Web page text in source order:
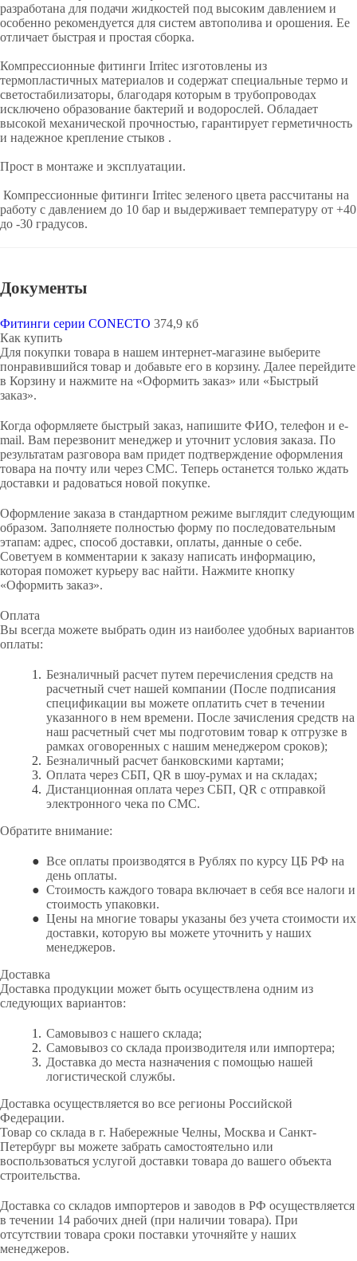
разработана для подачи жидкостей под высоким давлением и
особенно рекомендуется для систем автополива и орошения. Ее
отличает быстрая и простая сборка.
Компрессионные фитинги Irritec изготовлены из
термопластичных материалов и содержат специальные термо и
светостабилизаторы, благодаря которым в трубопроводах
исключено образование бактерий и водорослей. Обладает
высокой механической прочностью, гарантирует герметичность
и надежное крепление стыков .
Прост в монтаже и эксплуатации.
Компрессионные фитинги Irritec зеленого цвета рассчитаны на
работу с давлением до 10 бар и выдерживает температуру от +40
до -30 градусов.
Документы
Фитинги серии CONECTO 374,9 кб
Как купить
Для покупки товара в нашем интернет-магазине выберите
понравившийся товар и добавьте его в корзину. Далее перейдите
в Корзину и нажмите на «Оформить заказ» или «Быстрый
заказ».
Когда оформляете быстрый заказ, напишите ФИО, телефон и e-
mail. Вам перезвонит менеджер и уточнит условия заказа. По
результатам разговора вам придет подтверждение оформления
товара на почту или через СМС. Теперь останется только ждать
доставки и радоваться новой покупке.
Оформление заказа в стандартном режиме выглядит следующим
образом. Заполняете полностью форму по последовательным
этапам: адрес, способ доставки, оплаты, данные о себе.
Советуем в комментарии к заказу написать информацию,
которая поможет курьеру вас найти. Нажмите кнопку
«Оформить заказ».
Оплата
Вы всегда можете выбрать один из наиболее удобных вариантов
оплаты:
Безналичный расчет путем перечисления средств на
расчетный счет нашей компании (После подписания
спецификации вы можете оплатить счет в течении
указанного в нем времени. После зачисления средств на
наш расчетный счет мы подготовим товар к отгрузке в
рамках оговоренных с нашим менеджером сроков);
Безналичный расчет банковскими картами;
Оплата через СБП, QR в шоу-румах и на складах;
Дистанционная оплата через СБП, QR с отправкой
электронного чека по СМС.
Обратите внимание:
Все оплаты производятся в Рублях по курсу ЦБ РФ на
день оплаты.
Стоимость каждого товара включает в себя все налоги и
стоимость упаковки.
Цены на многие товары указаны без учета стоимости их
доставки, которую вы можете уточнить у наших
менеджеров.
Доставка
Доставка продукции может быть осуществлена одним из
следующих вариантов:
Самовывоз с нашего склада;
Самовывоз со склада производителя или импортера;
Доставка до места назначения с помощью нашей
логистической службы.
Доставка осуществляется во все регионы Российской
Федерации.
Товар со склада в г. Набережные Челны, Москва и Санкт-
Петербург вы можете забрать самостоятельно или
воспользоваться услугой доставки товара до вашего объекта
строительства.
Доставка со складов импортеров и заводов в РФ осуществляется
в течении 14 рабочих дней (при наличии товара). При
отсутствии товара сроки поставки уточняйте у наших
менеджеров.